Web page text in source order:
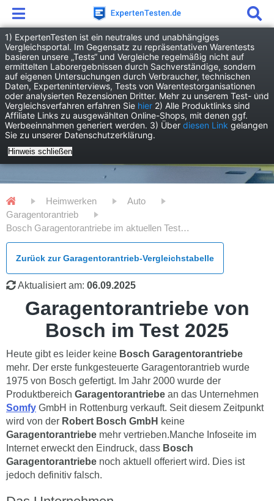
1) ExpertenTesten ist ein neutrales und unabhängiges
Vergleichsportal. Im Gegensatz zu repräsentativen Warentests
basieren unsere „Tests“ und Vergleiche regelmäßig nicht auf
ermittelten Laborergebnissen durch Sachverständige, sondern
auf eigenen Untersuchungen durch Verbraucher, technischen
Daten, Experteninterviews, Tests von Warentestorganisationen
oder analysierten Rezensionen Dritter. Mehr zu unserem Test- und
Vergleichsverfahren erfahren Sie hier 2) Alle Produktlinks sind
Affiliate Links zu ausgewählten Online-Shops, mit denen ggf.
Werbeeinnahmen generiert werden. 3) Über diesen Link gelangen
Sie zu unserer Datenschutzerklärung.
Hinweis schließen
Heimwerken
Auto
Garagentorantrieb
Bosch Garagentorantriebe im aktuellen Test - Alle Vor- und Nachteile
Zurück zur Garagentorantrieb-Vergleichstabelle
Aktualisiert am: 06.09.2025
Garagentorantriebe von
Bosch im Test 2025
Heute gibt es leider keine Bosch Garagentorantriebe
mehr. Der erste funkgesteuerte Garagentorantrieb wurde
1975 von Bosch gefertigt. Im Jahr 2000 wurde der
Produktbereich Garagentorantriebe an das Unternehmen
Somfy GmbH in Rottenburg verkauft. Seit diesem Zeitpunkt
wird von der Robert Bosch GmbH keine
Garagentorantriebe mehr vertrieben.Manche Infoseite im
Internet erweckt den Eindruck, dass Bosch
Garagentorantriebe noch aktuell offeriert wird. Dies ist
jedoch definitiv falsch.